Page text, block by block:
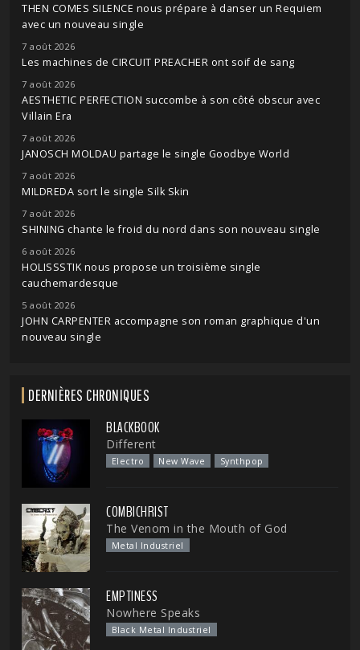
THEN COMES SILENCE nous prépare à danser un Requiem
avec un nouveau single
7 août 2026
Les machines de CIRCUIT PREACHER ont soif de sang
7 août 2026
AESTHETIC PERFECTION succombe à son côté obscur avec
Villain Era
7 août 2026
JANOSCH MOLDAU partage le single Goodbye World
7 août 2026
MILDREDA sort le single Silk Skin
7 août 2026
SHINING chante le froid du nord dans son nouveau single
6 août 2026
HOLISSSTIK nous propose un troisième single
cauchemardesque
5 août 2026
JOHN CARPENTER accompagne son roman graphique d'un
nouveau single
DERNIÈRES CHRONIQUES
BLACKBOOK
Different
Electro New Wave Synthpop
COMBICHRIST
The Venom in the Mouth of God
Metal Industriel
EMPTINESS
Nowhere Speaks
Black Metal Industriel